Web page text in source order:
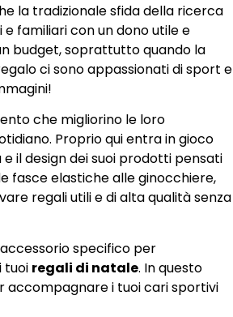
la tradizionale sfida della ricerca
familiari con un dono utile e
budget, soprattutto quando la
ci sono appassionati di sport e
che migliorino le loro
Proprio qui entra in gioco
il design dei suoi prodotti pensati
fasce elastiche alle ginocchiere,
regali utili e di alta qualità senza
specifico per
tuoi regali di natale. In questo
i tuoi cari sportivi